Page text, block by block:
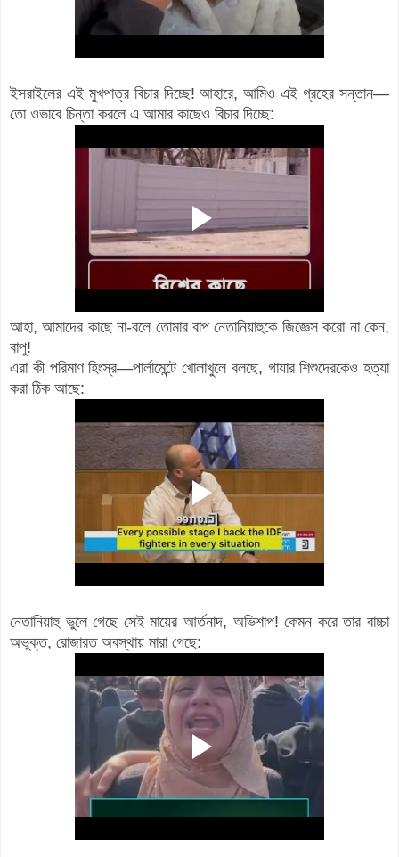
ইসরাইলের এই মুখপাত্র বিচার দিচ্ছে! আহারে, আমিও এই গ্রহের সন্তান—
তো ওভাবে চিন্তা করলে এ আমার কাছেও বিচার দিচ্ছে:
আহা, আমাদের কাছে না-বলে তোমার বাপ নেতানিয়াহুকে জিজ্ঞেস করো না কেন,
বাপু!
এরা কী পরিমাণ হিংস্র—পার্লামেন্টে খোলাখুলে বলছে, গাযার শিশুদেরকেও হত্যা
করা ঠিক আছে:
নেতানিয়াহু ভুলে গেছে সেই মায়ের আর্তনাদ, অভিশাপ! কেমন করে তার বাচ্চা
অভুক্ত, রোজারত অবস্থায় মারা গেছে: